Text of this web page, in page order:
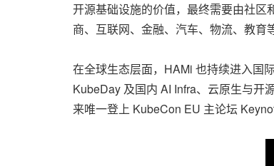
开源基础设施的价值，最终需要由社
商、互联网、金融、汽车、物流、教育
在全球生态层面，HAMi 也持续进入国
KubeDay 及国内 AI Infra、云原生与开
来唯一登上 KubeCon EU 主论坛